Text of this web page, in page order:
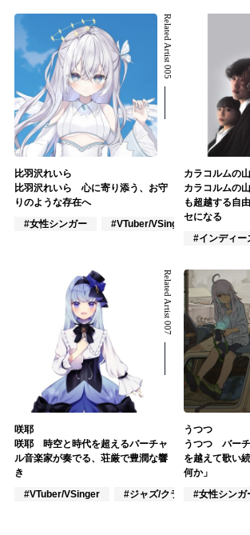
Related Artist 005
比羽沢れいら
比羽沢れいら 心に寄り添う、お守
りのような存在へ
#女性シンガー
#VTuber/VSinger #アカペラ
カラコルムの
カラコルムの
も超越する自
セになる
#インディー
Related Artist 007
咲耶
咲耶 時空と時代を超えるバーチャ
ル音楽家が奏でる、荘厳で豊潤な響
き
#VTuber/VSinger
#ジャズ/クラシック
うつつ
うつつ バー
を越えて歌い
何か」
#女性シンガ